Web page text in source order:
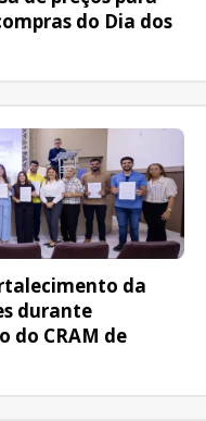
do Dia dos
da
durante
do CRAM de